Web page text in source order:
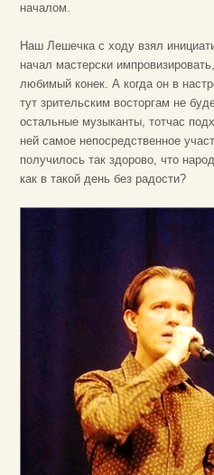
началом.
Наш Лешечка с ходу взял
начал мастерски
любимый конек. А когда он в
тут зрительским восторгам не
остальные музыканты, тотчас
ней самое непосредственное
получилось так здорово, что
как в такой день без радости?